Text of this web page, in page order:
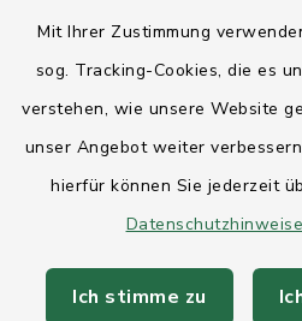
Mit Ihrer Zustimmung
sog. Tracking-Cookies, die es
verstehen, wie unsere Website
unser Angebot weiter
hierfür können Sie jederzeit
Ich stimme zu
Ihre Behördennummer
Landesregierung
AktivRegion